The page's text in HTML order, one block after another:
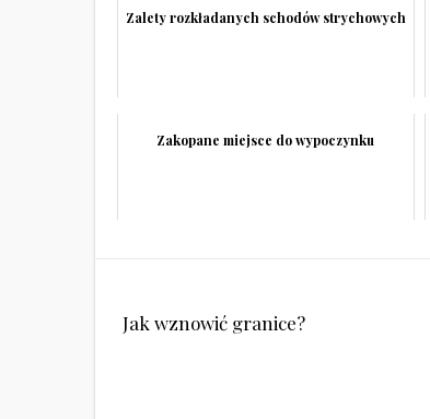
Zalety rozkładanych schodów strychowych
Zakopane miejsce do wypoczynku
Nawigacja
wpisu
Jak wznowić granice?